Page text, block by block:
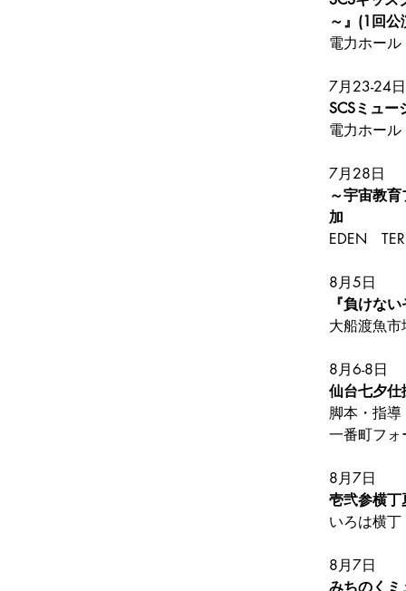
～』(1回公
電力ホール
7月23-24日
SCSミュ
電力ホール
7月28日
～宇宙教
加
EDEN　
8月5日
『負けな
大船渡魚
8月6-8日
仙台七夕
脚本・指
一番町フォ
8月7日
壱弐参横
いろは横丁
8月7日
みちのく